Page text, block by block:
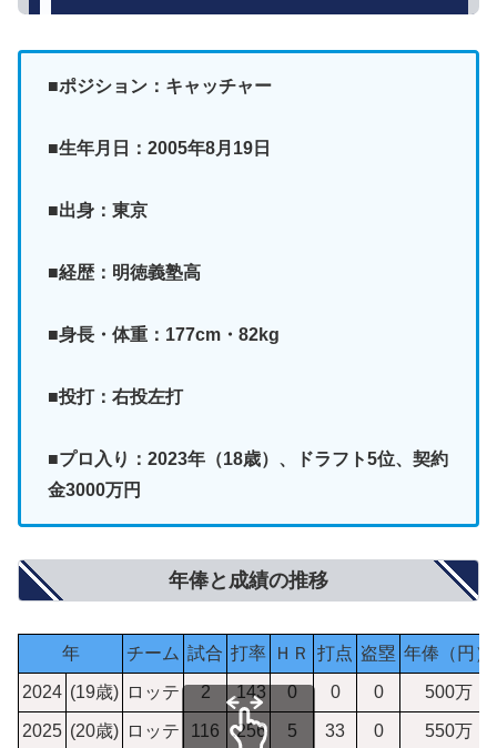
■ポジション：キャッチャー
■生年月日：2005年8月19日
■出身：東京
■経歴：明徳義塾高
■身長・体重：177cm・82kg
■投打：右投左打
■プロ入り：2023年（18歳）、ドラフト5位、契約
金3000万円
年俸と成績の推移
年 チーム 試合 打率 ＨＲ 打点 盗塁 年俸（円）
2024 (19歳) ロッテ 2 .143 0 0 0 500万
2025 (20歳) ロッテ 116 .256 5 33 0 550万